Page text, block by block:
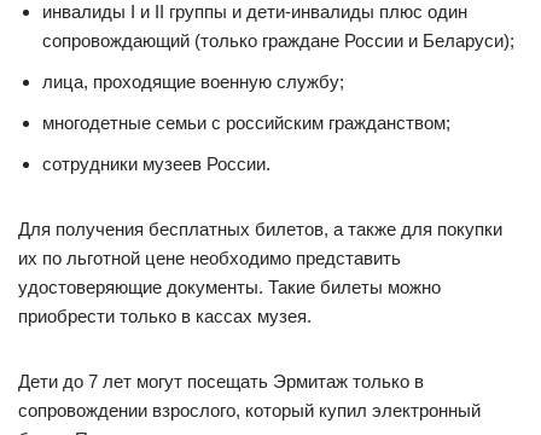
инвалиды I и II группы и дети-инвалиды плюс один
сопровождающий (только граждане России и Беларуси);
лица, проходящие военную службу;
многодетные семьи с российским гражданством;
сотрудники музеев России.
Для получения бесплатных билетов, а также для покупки
их по льготной цене необходимо представить
удостоверяющие документы. Такие билеты можно
приобрести только в кассах музея.
Дети до 7 лет могут посещать Эрмитаж только в
сопровождении взрослого, который купил электронный